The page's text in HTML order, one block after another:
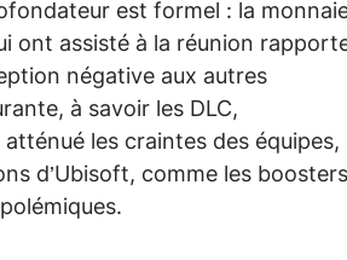
est formel : la
ont assisté à la réunion
négative aux autres
à savoir les DLC,
les craintes des équipes,
d’Ubisoft, comme les boosters